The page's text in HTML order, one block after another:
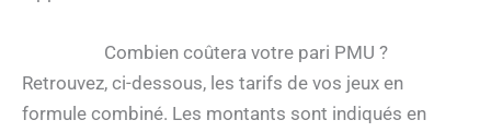
Combien coûtera votre pari PMU ?
Retrouvez, ci-dessous, les tarifs de vos jeux en
formule combiné. Les montants sont indiqués en